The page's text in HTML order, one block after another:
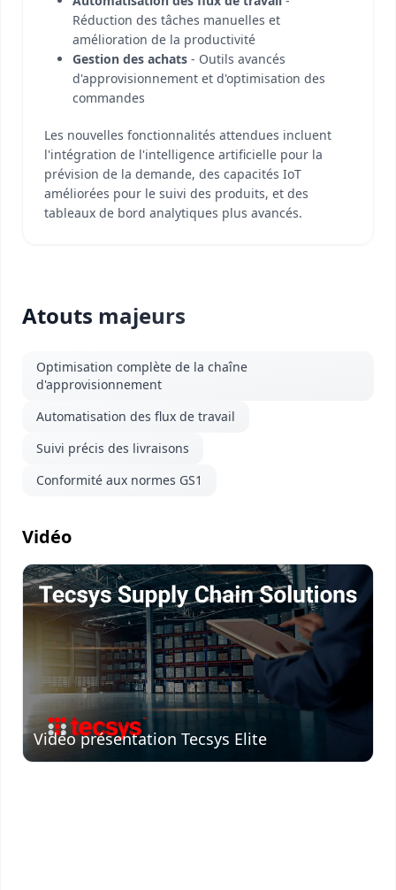
Réduction des tâches manuelles et
amélioration de la productivité
Gestion des achats - Outils avancés
d'approvisionnement et d'optimisation des
commandes
Les nouvelles fonctionnalités attendues incluent
l'intégration de l'intelligence artificielle pour la
prévision de la demande, des capacités IoT
améliorées pour le suivi des produits, et des
tableaux de bord analytiques plus avancés.
Atouts majeurs
Optimisation complète de la chaîne
d'approvisionnement
Automatisation des flux de travail
Suivi précis des livraisons
Conformité aux normes GS1
Vidéo
Visionner
la vidéo
Vidéo présentation Tecsys Elite